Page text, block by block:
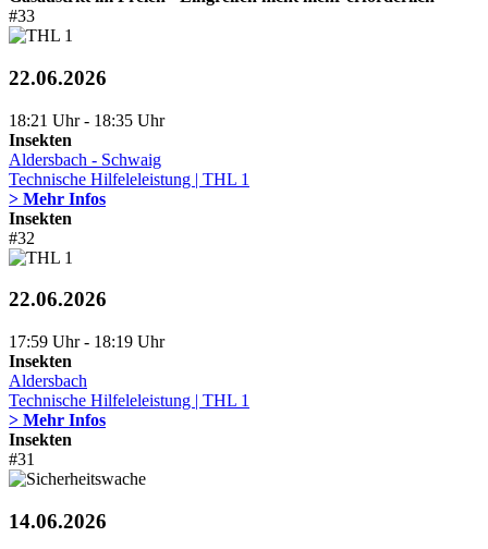
#33
22.06.2026
18:21 Uhr - 18:35 Uhr
Insekten
Aldersbach - Schwaig
Technische Hilfeleleistung | THL 1
> Mehr Infos
Insekten
#32
22.06.2026
17:59 Uhr - 18:19 Uhr
Insekten
Aldersbach
Technische Hilfeleleistung | THL 1
> Mehr Infos
Insekten
#31
14.06.2026